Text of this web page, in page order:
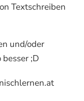
Textschreiben
und/oder
;D